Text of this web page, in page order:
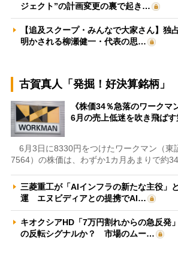
ジェクト”の計画変更の裏で起き…
【追及スクープ・みんなで大家さん】独
明かされる柳瀬健一・代表の思…
古賀真人「発掘！好決算銘柄」
《株価34％急落のワークマ
6月の売上低迷を吹き飛ば
6月3日に8330円をつけたワークマン（東
7564）の株価は、わずか1カ月あまりで約
三菱重工が「AIインフラの新たな主役」
運 エヌビディアとの提携でAI…
キオクシアHD「7万円割れからの急反発
の反転シグナルか？ 市場のムー…